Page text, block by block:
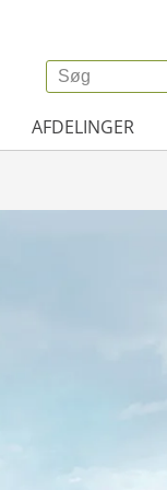
AFDELINGER